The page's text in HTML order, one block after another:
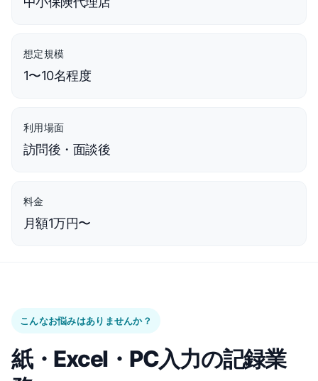
想定規模
1〜10名程度
利用場面
訪問後・面談後
料金
月額1万円〜
こんなお悩みはありませんか？
紙・Excel・PC入力の記録業